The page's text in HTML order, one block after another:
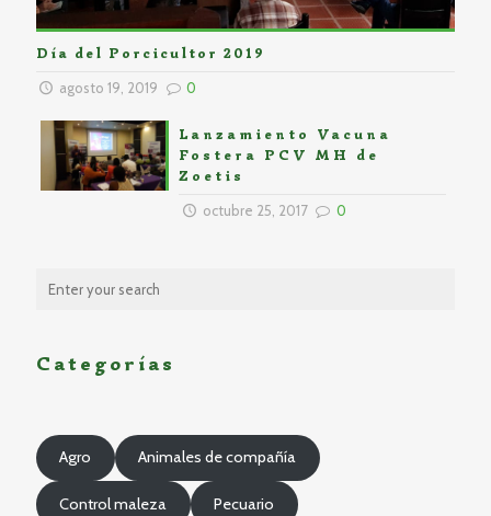
Día del Porcicultor 2019
agosto 19, 2019 0
Lanzamiento Vacuna
Fostera PCV MH de
Zoetis
octubre 25, 2017 0
Categorías
Agro Animales de compañía
Control maleza Pecuario